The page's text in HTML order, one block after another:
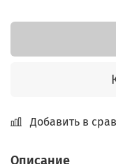
Добавить в
Описание